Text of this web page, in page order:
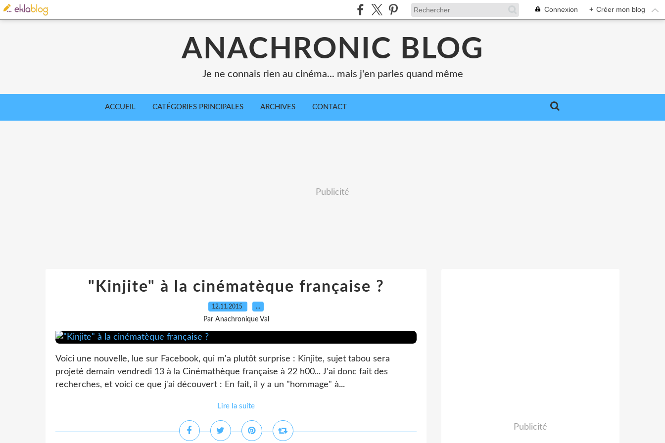
Connexion + Créer mon blog
ANACHRONIC BLOG
Je ne connais rien au cinéma... mais j'en parles quand même
ACCUEIL CATÉGORIES PRINCIPALES ARCHIVES CONTACT
Publicité
"Kinjite" à la cinématèque française ?
12.11.2015 …
Par Anachronique Val
Voici une nouvelle, lue sur Facebook, qui m'a plutôt surprise : Kinjite, sujet tabou sera
projeté demain vendredi 13 à la Cinémathèque française à 22 h00... J'ai donc fait des
recherches, et voici ce que j'ai découvert : En fait, il y a un "hommage" à...
Lire la suite
Publicité